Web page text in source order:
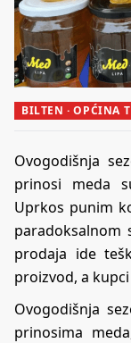
BILTEN · OPĆINA
Ovogodišnja
prinosi meda
Uprkos punim
paradoksalnom
prodaja ide
proizvod, a
Ovogodišnja
prinosima